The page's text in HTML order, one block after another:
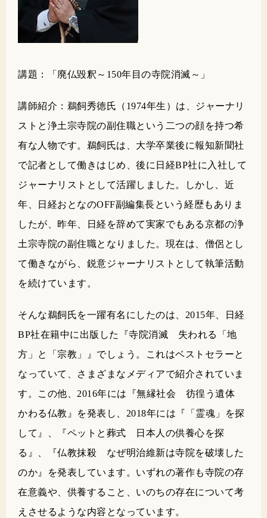
講題：「廃仏毀釈～150年目の寺院消滅～」
講師紹介：鵜飼秀徳氏（1974年生）は、ジャーナリ
ストと浄土宗寺院の副住職という二つの顔を持つ希
有な人物です。鵜飼氏は、大学卒業後に報知新聞社
で記者として働きはじめ、後に日経BP社に入社して
ジャーナリストとして活躍しました。しかし、近
年、日経おとなのOFF副編集長という経歴もありま
したが、昨年、日経を辞めて実家でもある京都の浄
土宗寺院の副住職となりました。現在は、僧侶とし
て働きながら、鋭意ジャーナリストとして執筆活動
を続けています。
そんな鵜飼氏を一躍有名にしたのは、2015年、日経
BP社在籍中に出版した『寺院消滅 失われる「地
方」と「宗教」』でしょう。これはベストセラーと
なっていて、さまざまなメディアで紹介されていま
す。この他、2016年には『無縁社会 彷徨う遺体
かわる仏教』を発表し、2018年には『「霊魂」を探
して』、『ペットと葬式 日本人の供養心を探
る』、『仏教抹殺 なぜ明治維新は寺院を破壊した
のか』を発表しています。いずれの著作も寺院の存
在意義や、供養すること、いのちの存在について考
えさせるような内容となっています。